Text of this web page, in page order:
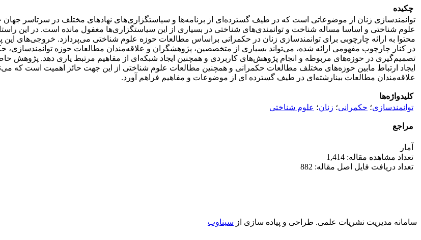
چکیده
توانمندسازی زنان از موضوعاتی است که در طیف گسترده‌ای از برنامه‌ها و سیاستگزاری‌های نهادهای مختلف در سرتاسر
علوم شناختی و اساسا مساله شناخت و توانمندی‌های شناختی در بسیاری از این سیاستگزاری‌ها مغفول مانده است. در این
در کنار چارچوب مفهومی ارائه شده، می‌تواند بسیاری از متخصصین، پژوهشگران و علاقه‌مندان مطالعات حوزه
تصمیم‌گیری در حوزه‌های مربوطه و انجام پژوهش‌های کاربردی و همچنین ایجاد شبکه‌ای از مفاهیم مرتبط یاری دهد. پژوهش
ایجاد ارتباط مابین حوزه‌های مختلف مطالعات حکمرانی و همچنین مطالعات علوم شناختی از این جهت حائز اهمیت است که
علاقه‌مندان مطالعات بینارشته‌ای در طیف گسترده ای از موضوعات و مفاهیم فراهم آورد.
کلیدواژه‌ها
توانمندسازی؛ حکمرانی؛ زنان؛ علوم شناختی
مراجع
آمار
تعداد مشاهده مقاله: 1,414
تعداد دریافت فایل اصل مقاله: 882
سامانه مدیریت نشریات علمی. طراحی و پیاده سازی از سیناوب